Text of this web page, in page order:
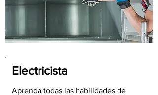
Electricista
Aprenda todas las habilidades de